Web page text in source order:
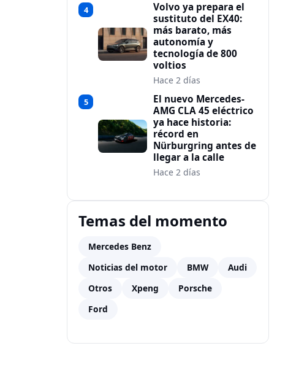
4
Volvo ya prepara el
sustituto del EX40:
más barato, más
autonomía y
tecnología de 800
voltios
Hace 2 días
5
El nuevo Mercedes-
AMG CLA 45 eléctrico
ya hace historia:
récord en
Nürburgring antes de
llegar a la calle
Hace 2 días
Temas del momento
Mercedes Benz
Noticias del motor
BMW
Audi
Otros
Xpeng
Porsche
Ford